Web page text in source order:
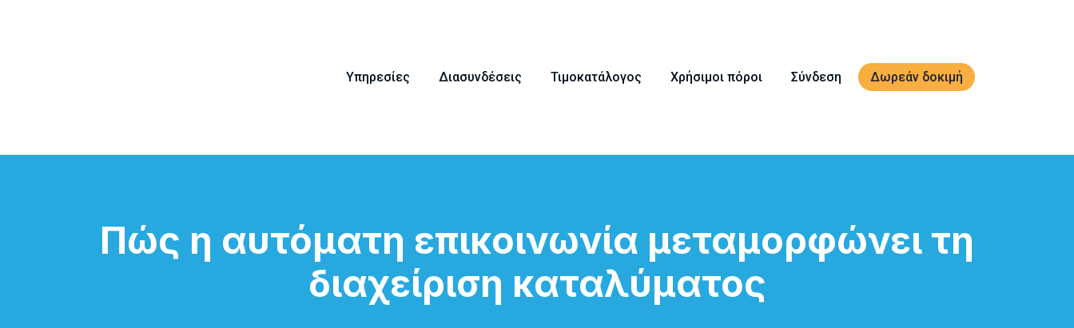
Υπηρεσίες Διασυνδέσεις Τιμοκατάλογος Χρήσιμοι πόροι Σύνδεση Δωρεάν δοκιμή
Πώς η αυτόματη επικοινωνία μεταμορφώνει τη
διαχείριση καταλύματος